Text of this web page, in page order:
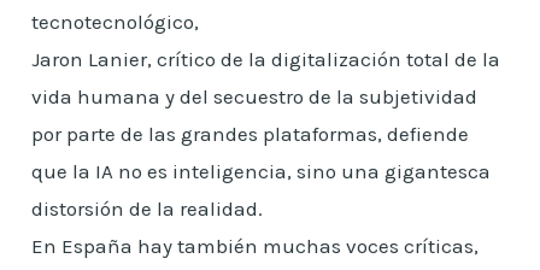
tecnotecnológico,
Jaron Lanier, crítico de la digitalización total de la
vida humana y del secuestro de la subjetividad
por parte de las grandes plataformas, defiende
que la IA no es inteligencia, sino una gigantesca
distorsión de la realidad.
En España hay también muchas voces críticas,